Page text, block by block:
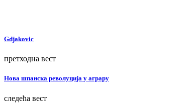
Gdjakovic
претходна вест
Нова шпанска револуција у аграру
следећа вест